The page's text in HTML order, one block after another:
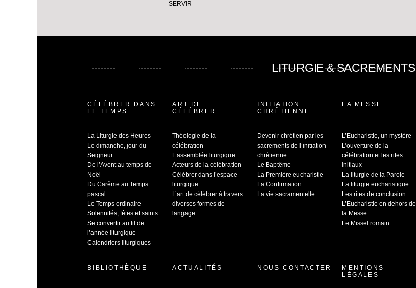
SERVIR
LITURGIE & SACREMENTS
CÉLÉBRER DANS
LE TEMPS
La Liturgie des Heures
Le dimanche, jour du
Seigneur
De l’Avent au temps de
Noël
Du Carême au Temps
pascal
Le Temps ordinaire
Solennités, fêtes et saints
Se convertir au fil de
l’année liturgique
Calendriers liturgiques
ART DE
CÉLÉBRER
Théologie de la
célébration
L’assemblée liturgique
Acteurs de la célébration
Célébrer dans l’espace
liturgique
L’art de célébrer à travers
diverses formes de
langage
INITIATION
CHRÉTIENNE
Devenir chrétien par les
sacrements de l’initiation
chrétienne
Le Baptême
La Première eucharistie
La Confirmation
La vie sacramentelle
LA MESSE
L’Eucharistie, un mystère
L’ouverture de la
célébration et les rites
initiaux
La liturgie de la Parole
La liturgie eucharistique
Les rites de conclusion
L’Eucharistie en dehors de
la Messe
Le Missel romain
BIBLIOTHÈQUE ACTUALITÉS NOUS CONTACTER
MENTIONS
LÉGALES